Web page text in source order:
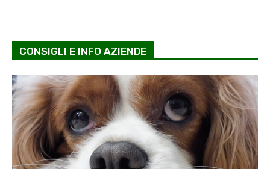
CONSIGLI E INFO AZIENDE